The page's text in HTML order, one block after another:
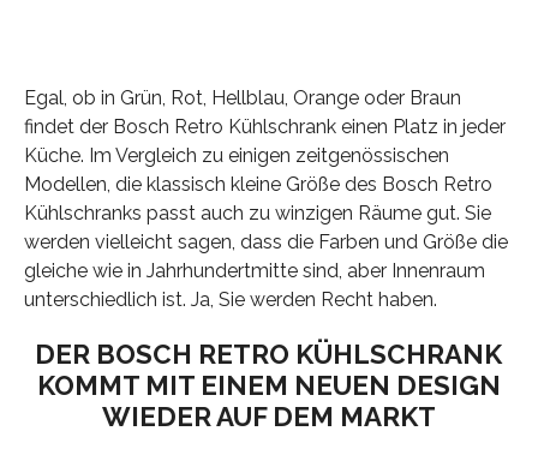
Egal, ob in Grün, Rot, Hellblau, Orange oder Braun
findet der Bosch Retro Kühlschrank einen Platz in jeder
Küche. Im Vergleich zu einigen zeitgenössischen
Modellen, die klassisch kleine Größe des Bosch Retro
Kühlschranks passt auch zu winzigen Räume gut. Sie
werden vielleicht sagen, dass die Farben und Größe die
gleiche wie in Jahrhundertmitte sind, aber Innenraum
unterschiedlich ist. Ja, Sie werden Recht haben.
DER BOSCH RETRO KÜHLSCHRANK
KOMMT MIT EINEM NEUEN DESIGN
WIEDER AUF DEM MARKT